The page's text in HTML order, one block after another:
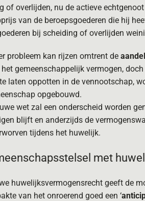
of overlijden, nu de actieve
van de beroepsgoederen die hij
bij scheiding of overlijden
probleem kan rijzen omtrent de
gemeenschappelijk vermogen,
laten oppotten in de vennootschap,
opgebouwd.
wet zal een onderscheid worden
blijft en anderzijds de
tijdens het huwelijk.
met
huwelijksvermogensrecht geeft de
van het onroerend goed een ‘